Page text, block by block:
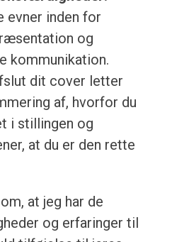
evner inden for
og
kommunikation.
dit cover letter
af, hvorfor du
i stillingen og
at du er den rette
at jeg har de
og erfaringer til